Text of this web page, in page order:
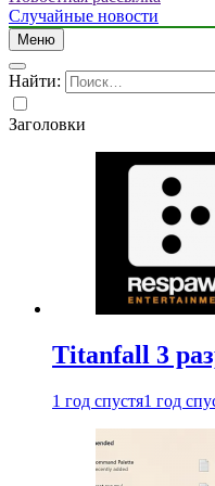
Случайные новости
Меню
Найти:
Заголовки
Titanfall 3
1 год спустя1 год